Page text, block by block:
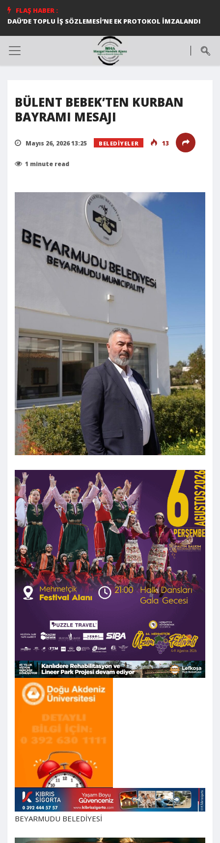
FLAŞ HABER :
DAÜ’DE TOPLU İŞ SÖZLEMESİ’NE EK PROTOKOL İMZALANDI
BÜLENT BEBEK’TEN KURBAN
BAYRAMI MESAJI
Mayıs 26, 2026 13:25 BELEDIYELER 13
1 minute read
BEYARMUDU BELEDİYESİ